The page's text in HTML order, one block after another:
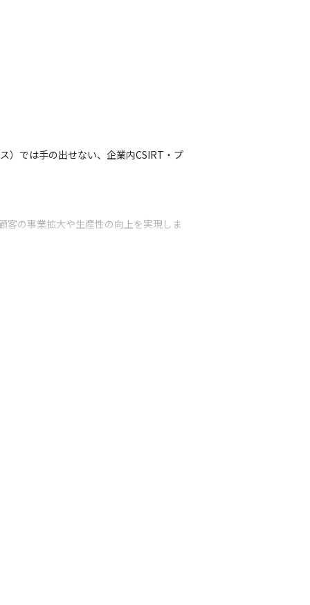
）では手の出せない、企業内CSIRT・プ
客の事業拡大や生産性の向上を実現しま
キュリティ製品を高い品質で構築でき
討していきます。